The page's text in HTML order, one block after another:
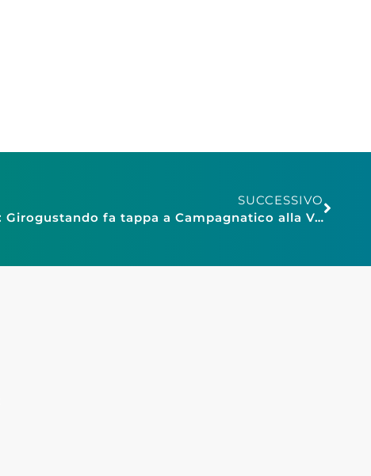
SUCCESSIVO
Confesercenti Grosseto: Girogustando fa tappa a Campagnatico alla Vecchia Oliviera